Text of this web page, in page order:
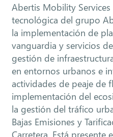
Abertis Mobility Services
tecnológica del grupo
la implementación de
vanguardia y servicios
gestión de
en entornos urbanos e
actividades de peaje de
implementación del
la gestión del tráfico
Bajas Emisiones y
Carretera. Está presente